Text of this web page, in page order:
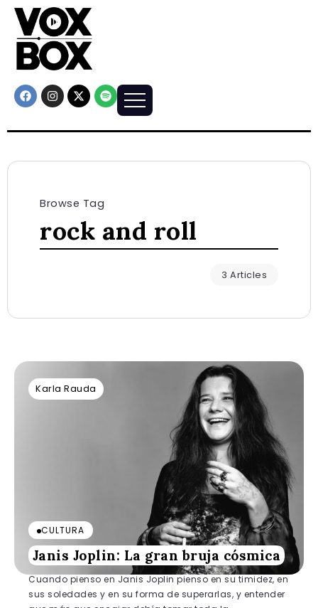
Browse Tag
rock and roll
3 Articles
Karla Rauda
CULTURA
Janis Joplin: La gran bruja cósmica
Cuando pienso en Janis Joplin pienso en su timidez, en
sus soledades y en su forma de superarlas, y entender